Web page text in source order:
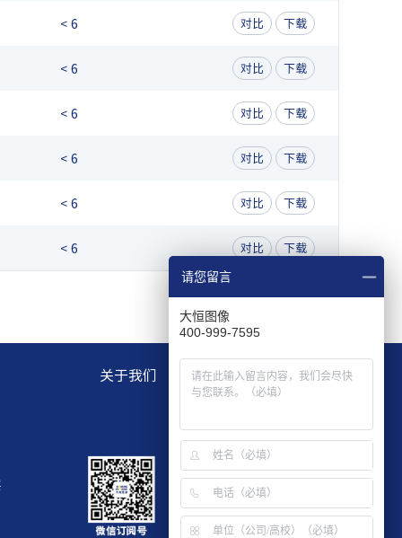
< 6 对比 下载
< 6 对比 下载
< 6 对比 下载
< 6 对比 下载
< 6 对比 下载
< 6 对比 下载
关于我们
请您留言
大恒图像
400-999-7595